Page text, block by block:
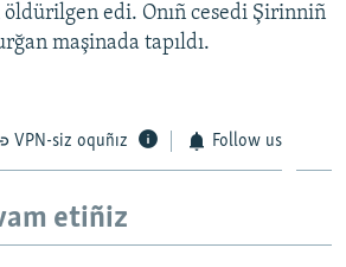
edi. Onıñ cesedi Şirinniñ
maşinada tapıldı.
VPN-siz oquñız Follow us
etiñiz